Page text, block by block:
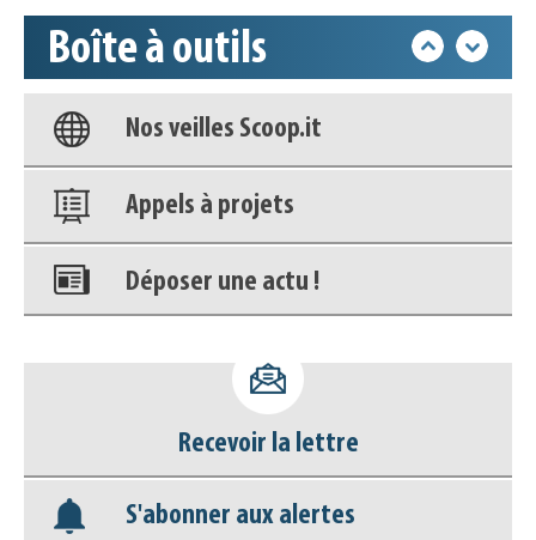
Boîte à outils
Base documentaire
Nos veilles Scoop.it
Appels à projets
Déposer une actu !
déconnecter)
Base documentaire
Nos veilles Scoop.it
Recevoir la lettre
S'abonner aux alertes